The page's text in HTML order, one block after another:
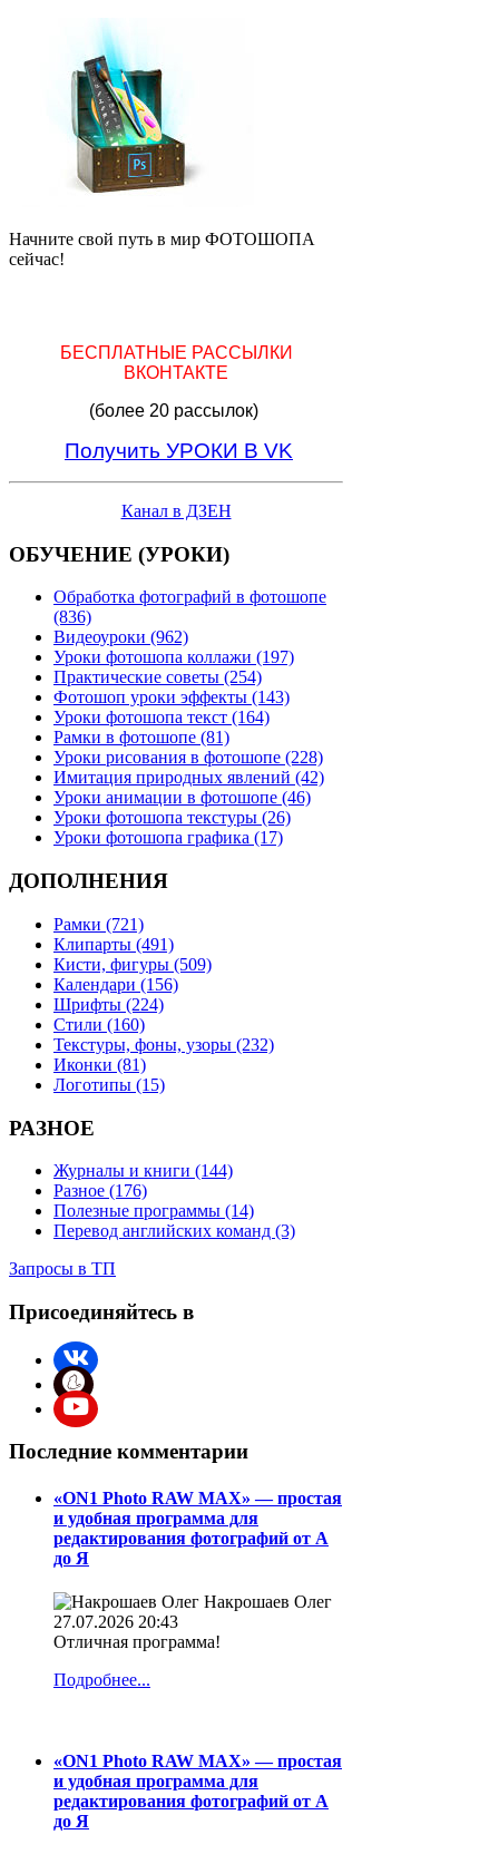
Начните свой путь в мир ФОТОШОПА
сейчас!
БЕСПЛАТНЫЕ РАССЫЛКИ
ВКОНТАКТЕ
(более 20 рассылок)
Получить УРОКИ В VK
Канал в ДЗЕН
ОБУЧЕНИЕ (УРОКИ)
Обработка фотографий в фотошопе
(836)
Видеоуроки (962)
Уроки фотошопа коллажи (197)
Практические советы (254)
Фотошоп уроки эффекты (143)
Уроки фотошопа текст (164)
Рамки в фотошопе (81)
Уроки рисования в фотошопе (228)
Имитация природных явлений (42)
Уроки анимации в фотошопе (46)
Уроки фотошопа текстуры (26)
Уроки фотошопа графика (17)
ДОПОЛНЕНИЯ
Рамки (721)
Клипарты (491)
Кисти, фигуры (509)
Календари (156)
Шрифты (224)
Стили (160)
Текстуры, фоны, узоры (232)
Иконки (81)
Логотипы (15)
РАЗНОЕ
Журналы и книги (144)
Разное (176)
Полезные программы (14)
Перевод английских команд (3)
Запросы в ТП
Присоединяйтесь в
Последние комментарии
«ON1 Photo RAW MAX» — простая
и удобная программа для
редактирования фотографий от А
до Я
Накрошаев Олег
27.07.2026 20:43
Отличная программа!
Подробнее...
«ON1 Photo RAW MAX» — простая
и удобная программа для
редактирования фотографий от А
до Я